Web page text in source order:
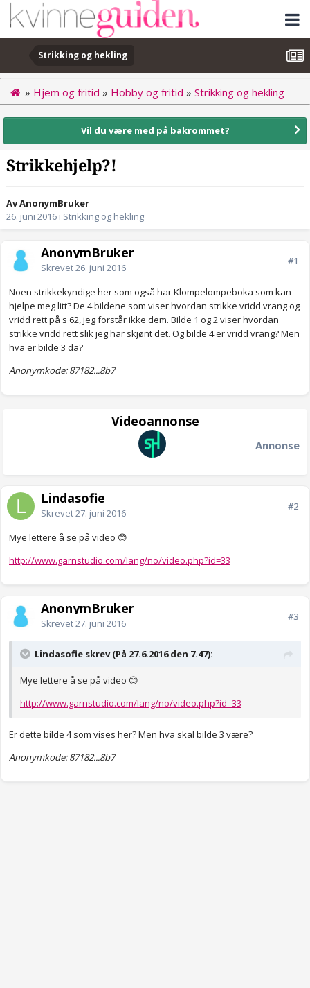
Strikking og hekling
» Hjem og fritid » Hobby og fritid » Strikking og hekling
Vil du være med på bakrommet?
Strikkehjelp?!
Av AnonymBruker
26. juni 2016 i Strikking og hekling
AnonymBruker
Skrevet26. juni 2016
#1
Noen strikkekyndige her som også har Klompelompeboka som kan
hjelpe meg litt? De 4 bildene som viser hvordan strikke vridd vrang og
vridd rett på s 62, jeg forstår ikke dem. Bilde 1 og 2 viser hvordan
strikke vridd rett slik jeg har skjønt det. Og bilde 4 er vridd vrang? Men
hva er bilde 3 da?
Anonymkode: 87182...8b7
Videoannonse
Annonse
Lindasofie
Skrevet27. juni 2016
#2
Mye lettere å se på video 😊
http://www.garnstudio.com/lang/no/video.php?id=33
AnonymBruker
Skrevet27. juni 2016
#3
Lindasofie skrev (På 27.6.2016 den 7.47):
Mye lettere å se på video 😊
http://www.garnstudio.com/lang/no/video.php?id=33
Er dette bilde 4 som vises her? Men hva skal bilde 3 være?
Anonymkode: 87182...8b7